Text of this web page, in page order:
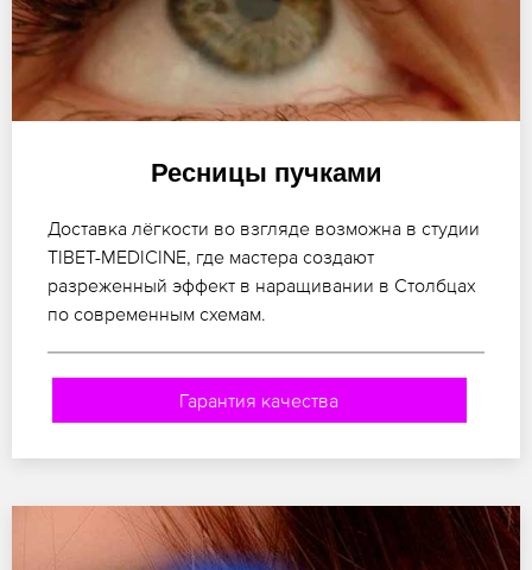
Ресницы пучками
Доставка лёгкости во взгляде возможна в студии
TIBET-MEDICINE, где мастера создают
разреженный эффект в наращивании в Столбцах
по современным схемам.
Гарантия качества